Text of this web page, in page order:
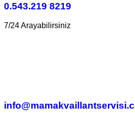
0.543.219 8219
7/24 Arayabilirsiniz